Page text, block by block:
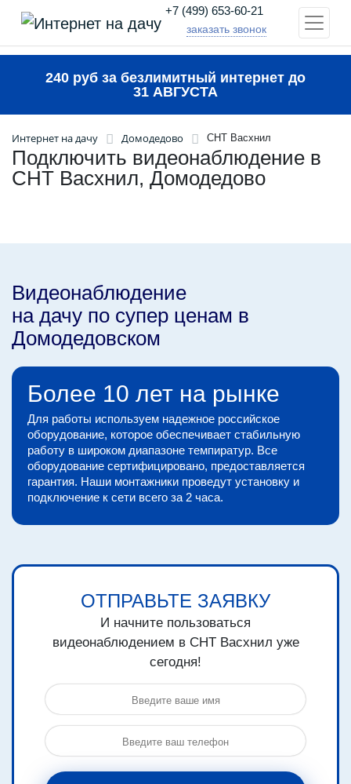
+7 (499) 653-60-21
заказать звонок
240 руб за безлимитный интернет до
31 АВГУСТА
Интернет на дачу Домодедово СНТ Васхнил
Подключить видеонаблюдение в
СНТ Васхнил, Домодедово
Видеонаблюдение
на дачу по супер ценам в
Домодедовском
Более 10 лет на рынке
Для работы используем надежное российское
оборудование, которое обеспечивает стабильную
работу в широком диапазоне темпиратур. Все
оборудование сертифицировано, предоставляется
гарантия. Наши монтажники проведут установку и
подключение к сети всего за 2 часа.
ОТПРАВЬТЕ ЗАЯВКУ
И начните пользоваться
видеонаблюдением в СНТ Васхнил уже
сегодня!